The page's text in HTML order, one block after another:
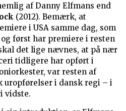
af Danny Elfmans end
(2012). Bemærk, at
i USA samme dag, som
først har premiere i resten
det lige nævnes, at på nær
tidligere har opført i
var resten af
uropførelser i dansk regi – i
vidste.